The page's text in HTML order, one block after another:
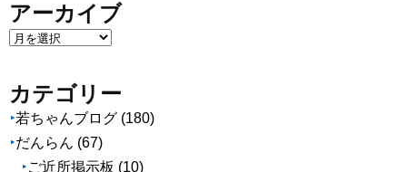
アーカイブ
ア
カ
イ
ブ
カテゴリー
若ちゃんブログ (180)
だんらん (67)
ご近所掲示板 (10)